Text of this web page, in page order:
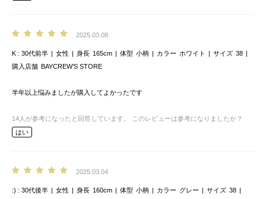
2025.03.08
K 30代前半 女性 身長 165cm 体型 小柄 カラー ホワイト サイズ 38
購入店舗 BAYCREW’S STORE
半年以上悩みましたが購入してよかったです
14 人が参考になったと回答しています。
このレビューは参考になりましたか？
はい
2025.03.04
:) 30代後半 女性 身長 160cm 体型 小柄 カラー グレー サイズ 38